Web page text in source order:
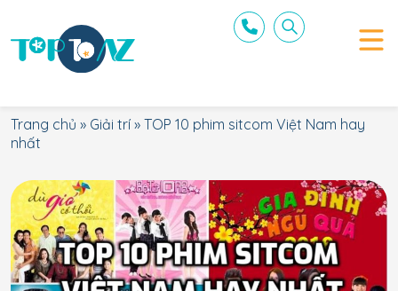
Trang chủ » Giải trí » TOP 10 phim sitcom Việt Nam hay
nhất